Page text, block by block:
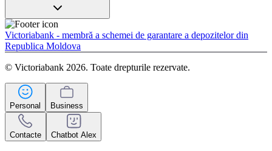
Victoriabank - membră a schemei de garantare a depozitelor din
Republica Moldova
© Victoriabank 2026. Toate drepturile rezervate.
Personal Business
Contacte Chatbot Alex